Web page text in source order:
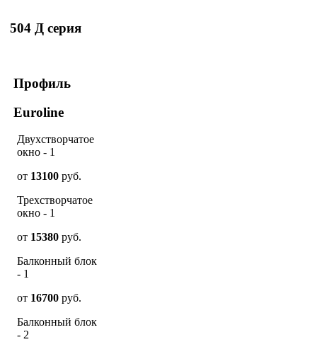
504 Д серия
Профиль
Euroline
Двухстворчатое
окно - 1
от 13100 руб.
Трехстворчатое
окно - 1
от 15380 руб.
Балконный блок
- 1
от 16700 руб.
Балконный блок
- 2